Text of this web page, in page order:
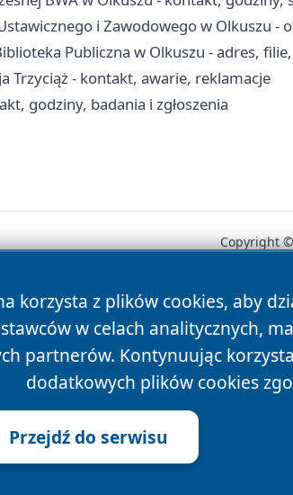
i Zawodowego w Olkuszu -
Publiczna w Olkuszu - adres,
Trzyciąż - kontakt, awarie, reklamacje
godziny, badania i zgłoszenia
korzysta z plików cookies, aby
w celach analitycznych,
partnerów. Kontynuując
dodatkowych plików cookies
Przejdź do serwisu
Copyright
News